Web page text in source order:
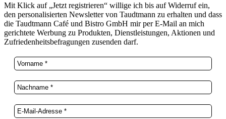
Mit Klick auf „Jetzt registrieren“ willige ich bis auf Widerruf ein,
den personalisierten Newsletter von Taudtmann zu erhalten und dass
die Taudtmann Café und Bistro GmbH mir per E-Mail an mich
gerichtete Werbung zu Produkten, Dienstleistungen, Aktionen und
Zufriedenheitsbefragungen zusenden darf.